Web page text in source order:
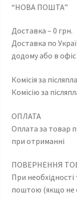
“НОВА ПОШТА”
Доставка – 0 грн.
Доставка по
додому або в
Комісія за
Комісію за
ОПЛАТА
Оплата за товар
при отриманні
ПОВЕРНЕННЯ
При
поштою (якщо не